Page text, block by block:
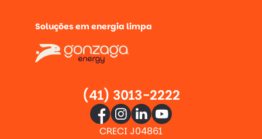
Soluções em energia limpa
(41) 3013-2222
CRECI J04861